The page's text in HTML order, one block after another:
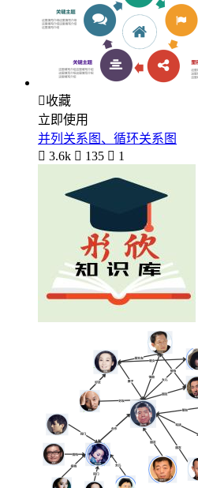
收藏
立即使用
并列关系图、循环关系图
 3.6k  135  1